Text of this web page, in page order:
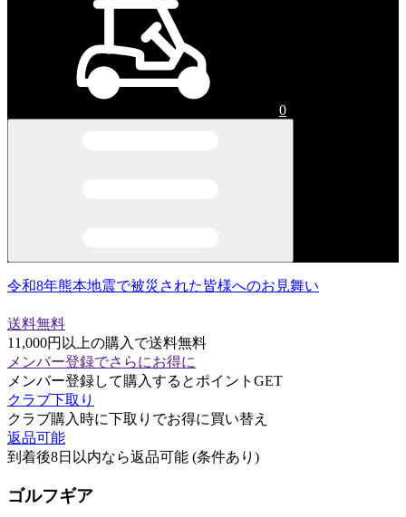
0
令和8年熊本地震で被災された皆様へのお見舞い
送料無料
11,000円以上の購入で送料無料
メンバー登録でさらにお得に
メンバー登録して購入するとポイントGET
クラブ下取り
クラブ購入時に下取りでお得に買い替え
返品可能
到着後8日以内なら返品可能 (条件あり)
ゴルフギア